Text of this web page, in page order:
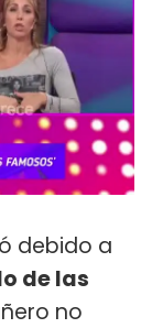
debido a
de las
no